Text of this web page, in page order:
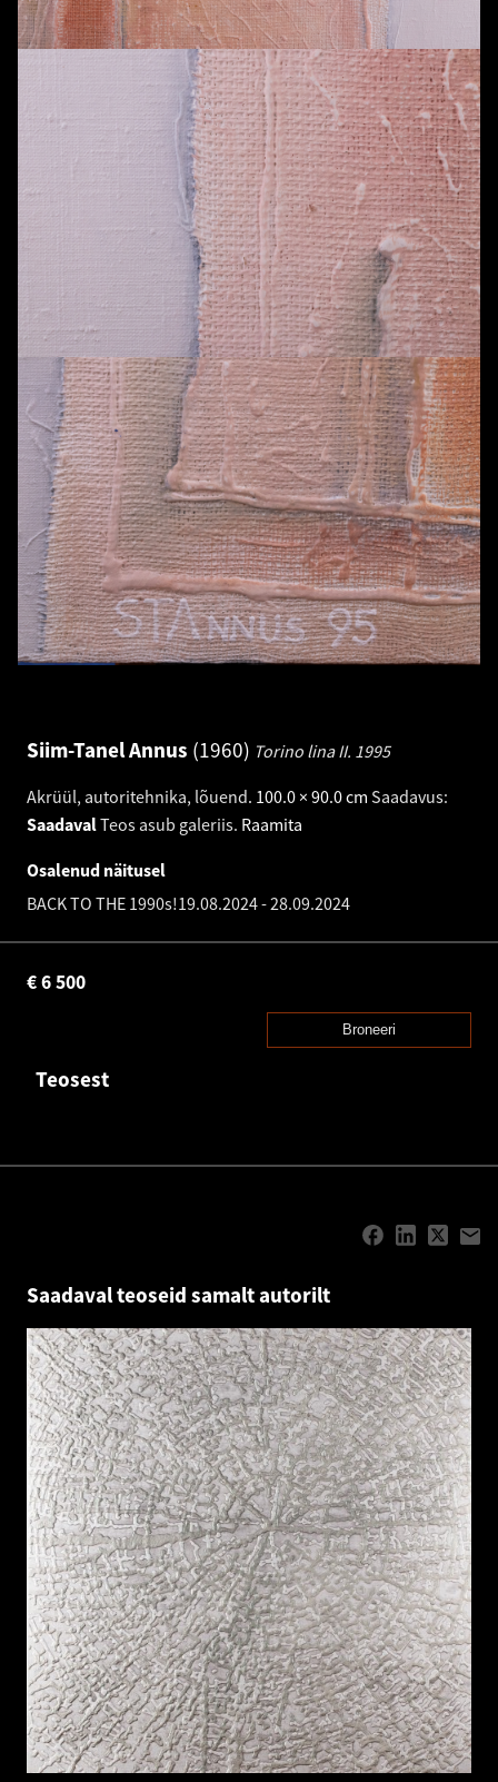
Siim-Tanel Annus 1960 Torino lina II. 1995
Akrüül, autoritehnika, lõuend. 100.0 × 90.0 cm Saadavus:
SaadavalTeos asub galeriis. Raamita
Osalenud näitusel
BACK TO THE 1990s!19.08.2024-28.09.2024
6 500
€
Broneeri
Teosest
Saadaval teoseid samalt autorilt